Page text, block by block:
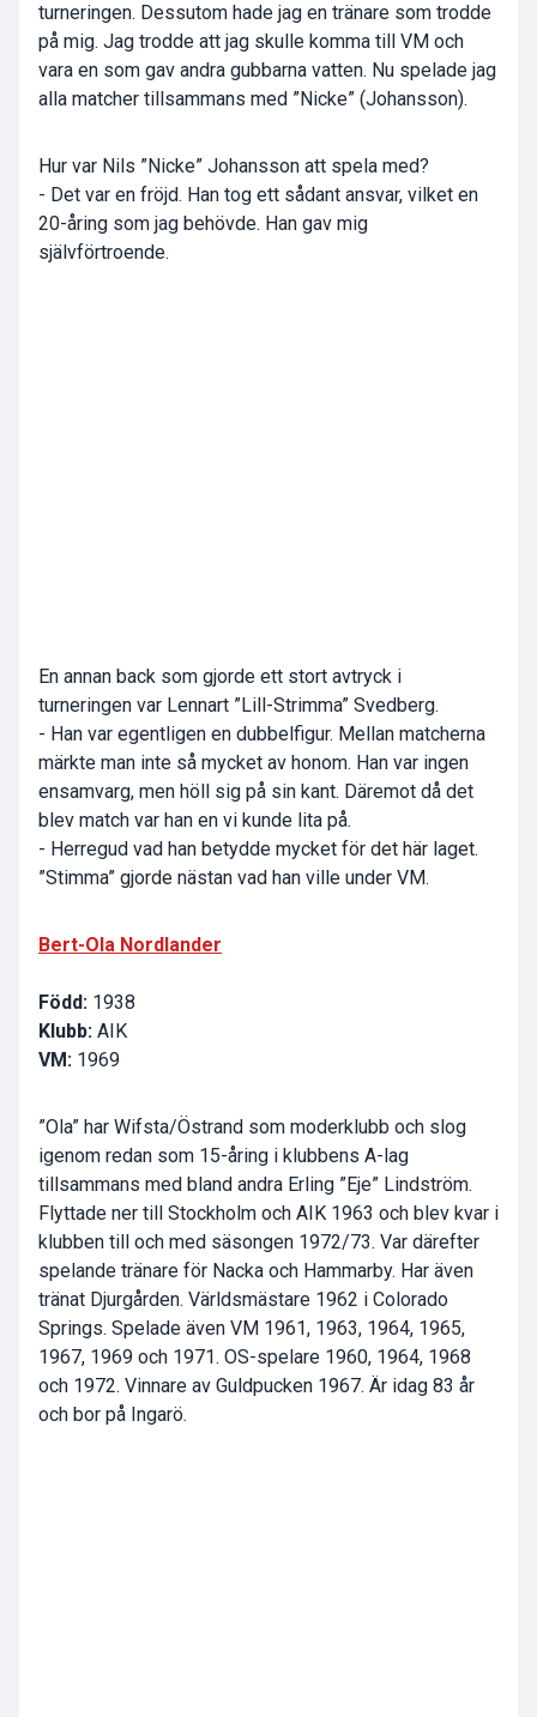
turneringen. Dessutom hade jag en tränare som trodde
på mig. Jag trodde att jag skulle komma till VM och
vara en som gav andra gubbarna vatten. Nu spelade jag
alla matcher tillsammans med ”Nicke” (Johansson).
Hur var Nils ”Nicke” Johansson att spela med?
- Det var en fröjd. Han tog ett sådant ansvar, vilket en
20-åring som jag behövde. Han gav mig
självförtroende.
En annan back som gjorde ett stort avtryck i
turneringen var Lennart ”Lill-Strimma” Svedberg.
- Han var egentligen en dubbelfigur. Mellan matcherna
märkte man inte så mycket av honom. Han var ingen
ensamvarg, men höll sig på sin kant. Däremot då det
blev match var han en vi kunde lita på.
- Herregud vad han betydde mycket för det här laget.
”Stimma” gjorde nästan vad han ville under VM.
Bert-Ola Nordlander
Född: 1938
Klubb: AIK
VM: 1969
”Ola” har Wifsta/Östrand som moderklubb och slog
igenom redan som 15-åring i klubbens A-lag
tillsammans med bland andra Erling ”Eje” Lindström.
Flyttade ner till Stockholm och AIK 1963 och blev kvar i
klubben till och med säsongen 1972/73. Var därefter
spelande tränare för Nacka och Hammarby. Har även
tränat Djurgården. Världsmästare 1962 i Colorado
Springs. Spelade även VM 1961, 1963, 1964, 1965,
1967, 1969 och 1971. OS-spelare 1960, 1964, 1968
och 1972. Vinnare av Guldpucken 1967. Är idag 83 år
och bor på Ingarö.